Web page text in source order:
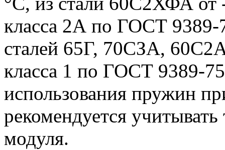
класса 2А по ГОСТ 9389-
сталей 65Г, 70СЗА,
класса 1 по ГОСТ 9389-
использования пружин
рекомендуется
модуля.